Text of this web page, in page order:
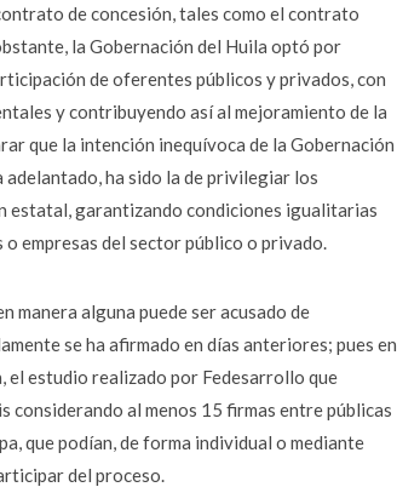
de concesión, tales como el contrato
la Gobernación del Huila optó por
de oferentes públicos y privados, con
y contribuyendo así al mejoramiento de la
que la intención inequívoca de la Gobernación
ha sido la de privilegiar los
garantizando condiciones igualitarias
empresas del sector público o privado.
alguna puede ser acusado de
se ha afirmado en días anteriores; pues en
el estudio realizado por Fedesarrollo que
considerando al menos 15 firmas entre públicas
que podían, de forma individual o mediante
del proceso.